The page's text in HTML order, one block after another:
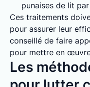
punaises de lit
Ces traitements
pour assurer leur
conseillé de faire
pour mettre en
Les